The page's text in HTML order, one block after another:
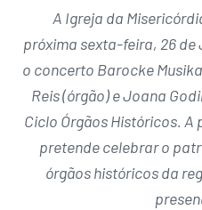
A Igreja da
próxima sexta-feira, 26 de
o concerto Barocke
Reis (órgão) e Joana
Ciclo Órgãos Históricos.
pretende celebrar o
órgãos históricos da